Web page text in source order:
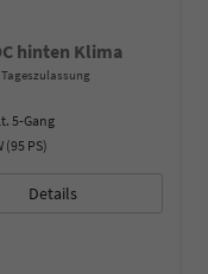
hinten Klima
5-Gang
(95 PS)
Details